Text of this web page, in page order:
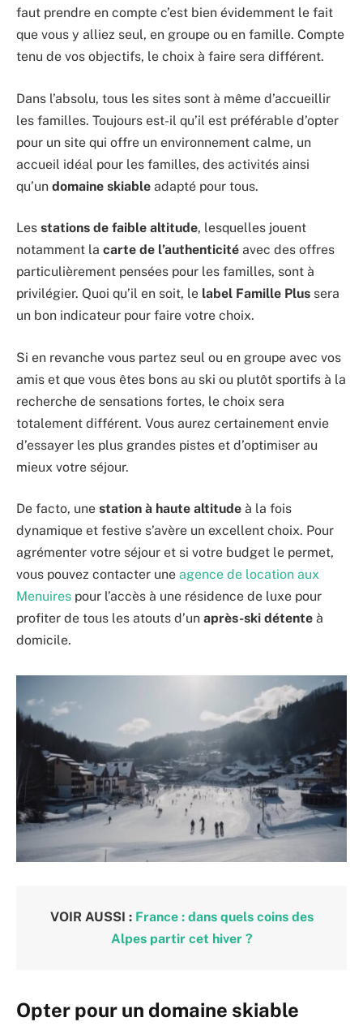
faut prendre en compte c’est bien évidemment le fait
que vous y alliez seul, en groupe ou en famille. Compte
tenu de vos objectifs, le choix à faire sera différent.
Dans l’absolu, tous les sites sont à même d’accueillir
les familles. Toujours est-il qu’il est préférable d’opter
pour un site qui offre un environnement calme, un
accueil idéal pour les familles, des activités ainsi
qu’un domaine skiable adapté pour tous.
Les stations de faible altitude, lesquelles jouent
notamment la carte de l’authenticité avec des offres
particulièrement pensées pour les familles, sont à
privilégier. Quoi qu’il en soit, le label Famille Plus sera
un bon indicateur pour faire votre choix.
Si en revanche vous partez seul ou en groupe avec vos
amis et que vous êtes bons au ski ou plutôt sportifs à la
recherche de sensations fortes, le choix sera
totalement différent. Vous aurez certainement envie
d’essayer les plus grandes pistes et d’optimiser au
mieux votre séjour.
De facto, une station à haute altitude à la fois
dynamique et festive s’avère un excellent choix. Pour
agrémenter votre séjour et si votre budget le permet,
vous pouvez contacter une agence de location aux
Menuires pour l’accès à une résidence de luxe pour
profiter de tous les atouts d’un après-ski détente à
domicile.
VOIR AUSSI : France : dans quels coins des
Alpes partir cet hiver ?
Opter pour un domaine skiable